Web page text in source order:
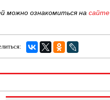
можно ознакомиться на сайте